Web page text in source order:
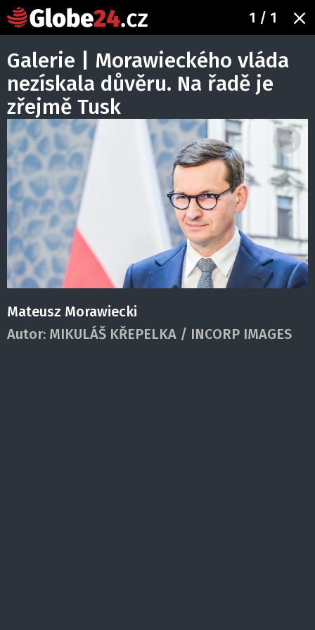
1 / 1
Galerie | Morawieckého vláda
nezískala důvěru. Na řadě je
zřejmě Tusk
Mateusz Morawiecki
Autor: MIKULÁŠ KŘEPELKA / INCORP IMAGES